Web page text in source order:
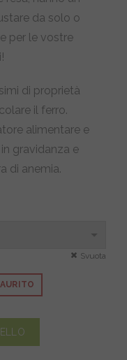
da solo o
per le vostre
di proprietà
il ferro.
alimentare e
gravidanza e
di anemia.
Svuota